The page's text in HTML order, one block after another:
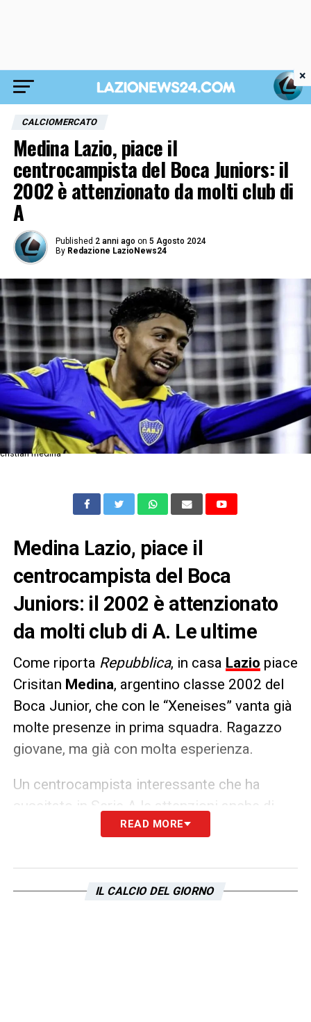
CALCIOMERCATO
Medina Lazio, piace il
centrocampista del Boca Juniors: il
2002 è attenzionato da molti club di
A
Published 2 anni ago on 5 Agosto 2024
By Redazione LazioNews24
cristian medina
Medina Lazio, piace il
centrocampista del Boca
Juniors: il 2002 è attenzionato
da molti club di A. Le ultime
Come riporta Repubblica, in casa Lazio piace
Crisitan Medina, argentino classe 2002 del
Boca Junior, che con le “Xeneises” vanta già
molte presenze in prima squadra. Ragazzo
giovane, ma già con molta esperienza.
Un centrocampista interessante che ha
suscitato in Serie A le attenzioni anche di
altri club oltre la Lazio. Già da gennaio,
considerazione come possibile rinforzo per
la mediana, ma avevano effettuato dei
READ MORE
IL CALCIO DEL GIORNO
×